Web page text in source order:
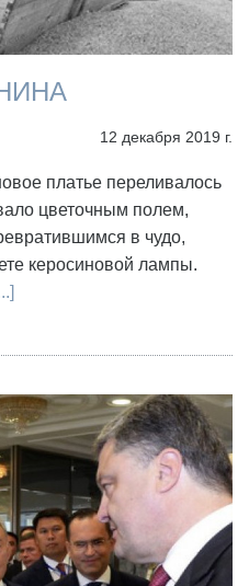
12 декабря 2019 г.
платье переливалось
цветочным полем,
в чудо,
керосиновой лампы.